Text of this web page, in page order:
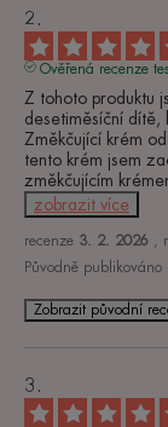
Ověřená recenze
Z tohoto produktu
desetiměsíční dítě,
Změkčující krém
tento krém jsem
změkčujícím
zobrazit více
recenze 3. 2. 2026 ,
Původně publikováno
Zobrazit původní